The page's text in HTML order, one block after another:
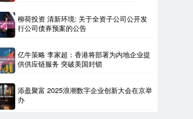
柳荷投资 清新环境: 关于全资子公司公开发
行公司债券预案的公告
亿牛策略 李家超：香港将部署为内地企业提
供供应链服务 突破美国封锁
添盈聚富 2025浪潮数字企业创新大会在京举
办